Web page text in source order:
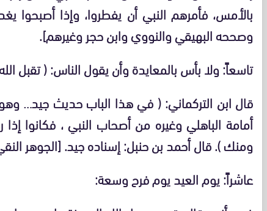
بالأمس، فأمرهم النبي أن يفطروا، وإذا
وصححه البهيقي والنووي وابن حجر وغيرهم].
تاسعاً: ولا بأس بالمعايدة وأن يقول الناس: ( تقبل
قال ابن التركماني: ( في هذا الباب حديث جيد…
أمامة الباهلي وغيره من أصحاب النبي ، فكانوا
ومنك ). قال أحمد بن حنبل: إسناده جيد. [الجوهر النقي 3/
عاشراً: يوم العيد يوم فرح وسعة: